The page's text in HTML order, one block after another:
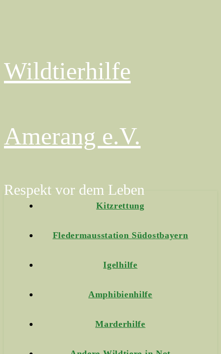
Wildtierhilfe
Amerang e.V.
Respekt vor dem Leben
Kitzrettung
Fledermausstation Südostbayern
Igelhilfe
Amphibienhilfe
Marderhilfe